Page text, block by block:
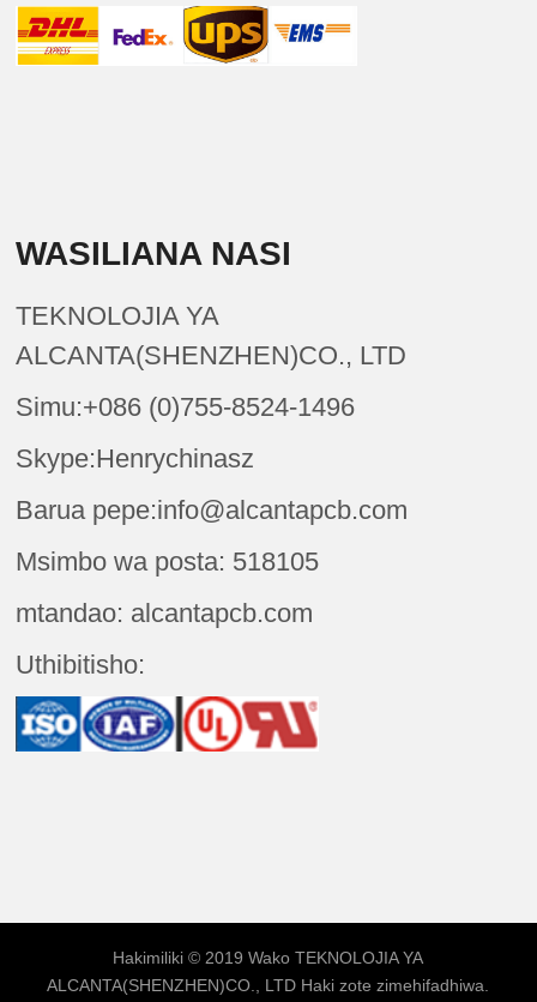
WASILIANA NASI
TEKNOLOJIA YA
ALCANTA(SHENZHEN)CO., LTD
Simu:+086 (0)755-8524-1496
Skype:Henrychinasz
Barua pepe:info@alcantapcb.com
Msimbo wa posta: 518105
mtandao: alcantapcb.com
Uthibitisho:
Hakimiliki © 2019 WakoTEKNOLOJIA YA
ALCANTA(SHENZHEN)CO., LTD Haki zote zimehifadhiwa.